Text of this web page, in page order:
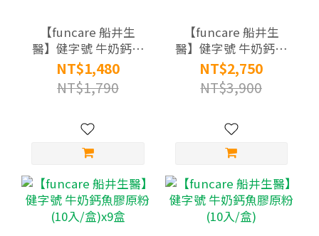
【funcare 船井生
醫】健字號 牛奶鈣魚
膠原粉(10入/盒)x3盒
含魚膠原蛋白、維生
素D3
NT$1,480
NT$1,790
【funcare 船井生
醫】健字號 牛奶鈣魚
膠原粉(10入/盒)x6盒
NT$2,750
NT$3,900